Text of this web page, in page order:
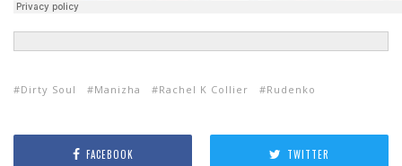
Dirty Soul Manizha Rachel K Collier Rudenko
FACEBOOK TWITTER